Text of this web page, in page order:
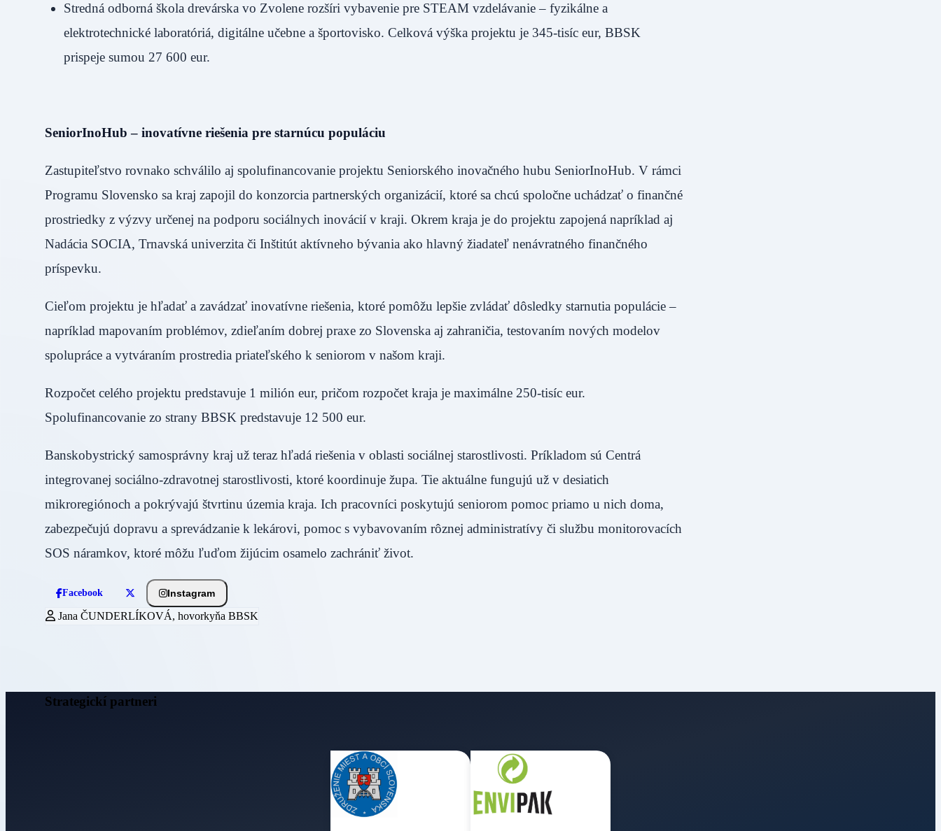
Stredná odborná škola drevárska vo Zvolene rozšíri vybavenie pre STEAM vzdelávanie – fyzikálne a
elektrotechnické laboratóriá, digitálne učebne a športovisko. Celková výška projektu je 345-tisíc eur, BBSK
prispeje sumou 27 600 eur.
SeniorInoHub – inovatívne riešenia pre starnúcu populáciu
Zastupiteľstvo rovnako schválilo aj spolufinancovanie projektu Seniorského inovačného hubu SeniorInoHub. V rámci
Programu Slovensko sa kraj zapojil do konzorcia partnerských organizácií, ktoré sa chcú spoločne uchádzať o finančné
prostriedky z výzvy určenej na podporu sociálnych inovácií v kraji. Okrem kraja je do projektu zapojená napríklad aj
Nadácia SOCIA, Trnavská univerzita či Inštitút aktívneho bývania ako hlavný žiadateľ nenávratného finančného
príspevku.
Cieľom projektu je hľadať a zavádzať inovatívne riešenia, ktoré pomôžu lepšie zvládať dôsledky starnutia populácie –
napríklad mapovaním problémov, zdieľaním dobrej praxe zo Slovenska aj zahraničia, testovaním nových modelov
spolupráce a vytváraním prostredia priateľského k seniorom v našom kraji.
Rozpočet celého projektu predstavuje 1 milión eur, pričom rozpočet kraja je maximálne 250-tisíc eur.
Spolufinancovanie zo strany BBSK predstavuje 12 500 eur.
Banskobystrický samosprávny kraj už teraz hľadá riešenia v oblasti sociálnej starostlivosti. Príkladom sú Centrá
integrovanej sociálno-zdravotnej starostlivosti, ktoré koordinuje župa. Tie aktuálne fungujú už v desiatich
mikroregiónoch a pokrývajú štvrtinu územia kraja. Ich pracovníci poskytujú seniorom pomoc priamo u nich doma,
zabezpečujú dopravu a sprevádzanie k lekárovi, pomoc s vybavovaním rôznej administratívy či službu monitorovacích
SOS náramkov, ktoré môžu ľuďom žijúcim osamelo zachrániť život.
Facebook Instagram
Jana ČUNDERLÍKOVÁ, hovorkyňa BBSK
Strategickí partneri